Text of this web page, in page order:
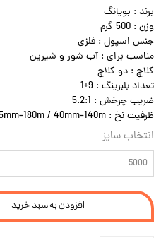
برند : بویانگ
وزن : 500 گرم
جنس اسپول : فلزی
مناسب برای : آب شور و شیرین
کلاچ : دو کلاچ
تعداد بلبرینگ : 9+1
ضریب چرخش : 5.2:1
ظرفیت نخ : 30mm=280m / 35mm=180m / 40mm=140m
انتخاب سایز
5000
افزودن به سبد خرید